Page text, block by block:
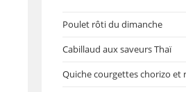
Poulet rôti du dimanche
Cabillaud aux saveurs Thaï
Quiche courgettes chorizo et